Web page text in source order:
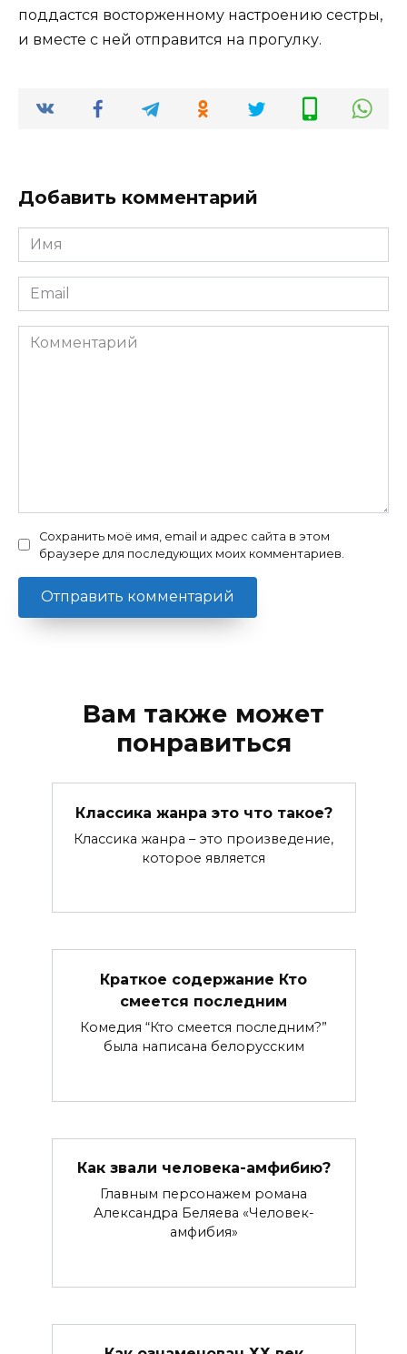
поддастся восторженному настроению сестры,
и вместе с ней отправится на прогулку.
Добавить комментарий
Имя
*
Email
*
Комментарий
Сохранить моё имя, email и адрес сайта в этом
браузере для последующих моих комментариев.
Вам также может
понравиться
Классика жанра это что такое?
Классика жанра – это произведение,
которое является
Краткое содержание Кто
смеется последним
Комедия “Кто смеется последним?”
была написана белорусским
Как звали человека-амфибию?
Главным персонажем романа
Александра Беляева «Человек-
амфибия»